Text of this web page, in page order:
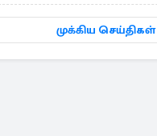
முக்கிய செய்திகள்